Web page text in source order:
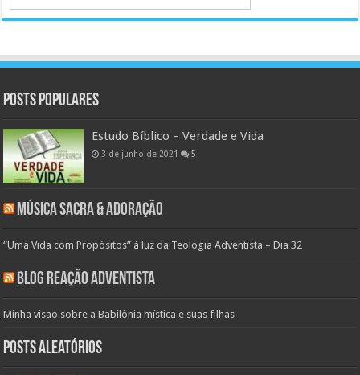
Posts populares
Estudo Bíblico – Verdade e Vida
3 de junho de 2021 5
Música Sacra & Adoração
“Uma Vida com Propósitos” à luz da Teologia Adventista – Dia 32
Blog Reação Adventista
Minha visão sobre a Babilônia mística e suas filhas
Posts aleatórios